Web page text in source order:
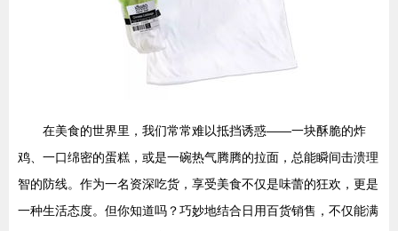
在美食的世界里，我们常常难以抵挡诱惑——一块酥脆的炸
鸡、一口绵密的蛋糕，或是一碗热气腾腾的拉面，总能瞬间击溃理
智的防线。作为一名资深吃货，享受美食不仅是味蕾的狂欢，更是
一种生活态度。但你知道吗？巧妙地结合日用百货销售，不仅能满